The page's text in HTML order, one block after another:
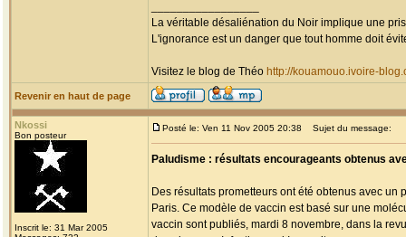
La véritable désaliénation du Noir implique une
L'ignorance est un danger que tout homme doit
Visitez le blog de Théo http://kouamouo.ivoire-
Revenir en haut de page
Nkossi
Bon posteur
Inscrit le: 31 Mar 2005
Posté le: Ven 11 Nov 2005 20:38 Sujet du message:
Paludisme : résultats encourageants obtenus
Des résultats prometteurs ont été obtenus avec
Paris. Ce modèle de vaccin est basé sur une
vaccin sont publiés, mardi 8 novembre, dans la